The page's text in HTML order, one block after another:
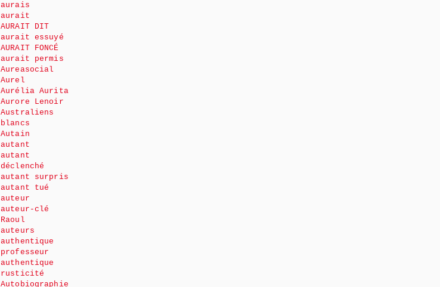
aurais
aurait
AURAIT DIT
aurait essuyé
AURAIT FONCÉ
aurait permis
Aureasocial
Aurel
Aurélia Aurita
Aurore Lenoir
Australiens
blancs
Autain
autant
autant
déclenché
autant surpris
autant tué
auteur
auteur-clé
Raoul
auteurs
authentique
professeur
authentique
rusticité
Autobiographie